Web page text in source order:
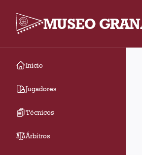
MUSEO
Inicio
Jugadores
Técnicos
Árbitros